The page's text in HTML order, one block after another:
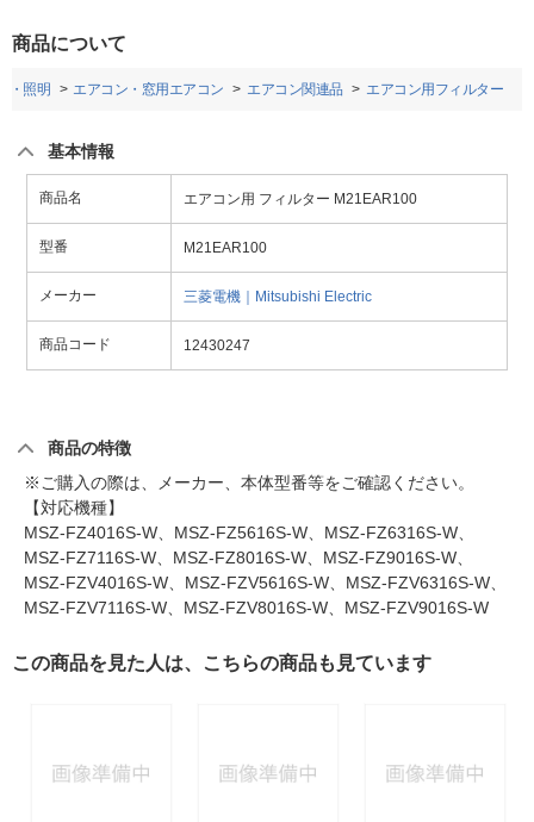
商品について
・照明 エアコン・窓用エアコン エアコン関連品 エアコン用フィルター
基本情報
商品名 エアコン用 フィルター M21EAR100
型番 M21EAR100
メーカー 三菱電機｜Mitsubishi Electric
商品コード 12430247
商品の特徴
※ご購入の際は、メーカー、本体型番等をご確認ください。
【対応機種】
MSZ-FZ4016S-W、MSZ-FZ5616S-W、MSZ-FZ6316S-W、
MSZ-FZ7116S-W、MSZ-FZ8016S-W、MSZ-FZ9016S-W、
MSZ-FZV4016S-W、MSZ-FZV5616S-W、MSZ-FZV6316S-W、
MSZ-FZV7116S-W、MSZ-FZV8016S-W、MSZ-FZV9016S-W
この商品を見た人は、こちらの商品も見ています